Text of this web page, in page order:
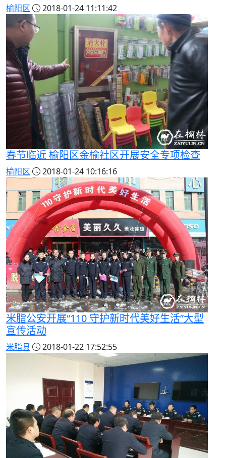
榆阳区 2018-01-24 11:11:42
春节临近 榆阳区金榆社区开展安全专项检查
榆阳区 2018-01-24 10:16:16
米脂公安开展“110 守护新时代美好生活”大型
宣传活动
米脂县 2018-01-22 17:52:55